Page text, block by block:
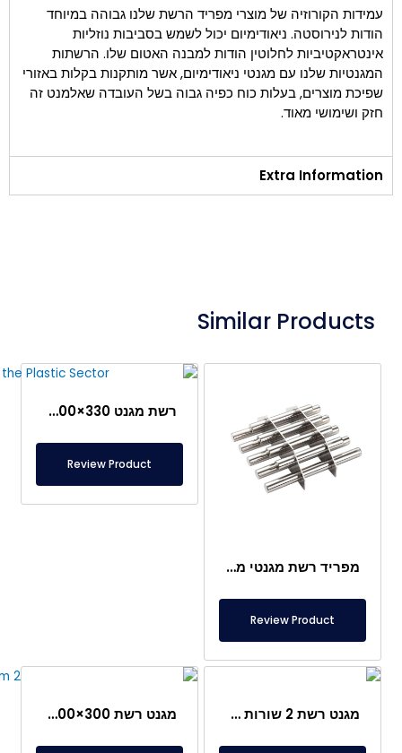
עמידות הקורוזיה של מוצרי מפריד הרשת שלנו גבוהה במיוחד
הודות לנירוסטה. ניאודימיום יכול לשמש בסביבות נוזליות
אינטראקטיביות לחלוטין הודות למבנה האטום שלו. הרשתות
המגנטיות שלנו עם מגנטי ניאודימיום, אשר מותקנות בקלות באזורי
שפיכת מוצרים, בעלות כוח כפיה גבוה בשל העובדה שאלמנט זה
חזק ושימושי מאוד.
Extra Information
Similar Products
מפריד רשת מגנטי מסוג צלב והתנגשות – עיצוב מותאם אישית
Review Product
רשת מגנט 330×300 מ"מ – 2 שורות – עם מגנט פריט מיוחד לתעשיית הפלסטיק
Review Product
מגנט רשת 2 שורות 280×280 מ"מ מגנט רשת 300×300 מ"מ 2 שורות